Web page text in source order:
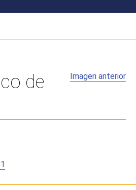
Imagen anterior
de